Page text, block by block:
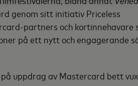
genom sitt initiativ Priceless
partners och kortinnehavare
på ett nytt och engagerande
uppdrag av Mastercard bett